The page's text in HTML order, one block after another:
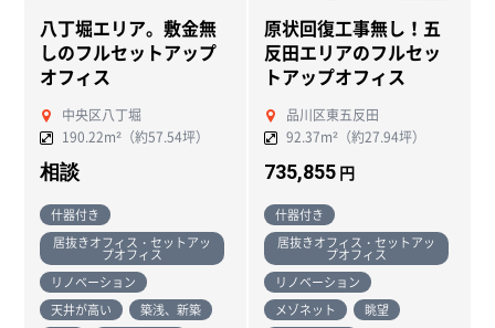
八丁堀エリア。敷金無
しのフルセットアップ
オフィス
中央区八丁堀
190.22m²（約57.54坪）
相談
什器付き
居抜きオフィス・セットアッ
プオフィス
リノベーション
天井が高い
築浅、新築
原状回復工事無し！五
反田エリアのフルセッ
トアップオフィス
品川区東五反田
92.37m²（約27.94坪）
735,855 円
什器付き
居抜きオフィス・セットアッ
プオフィス
リノベーション
メゾネット
眺望